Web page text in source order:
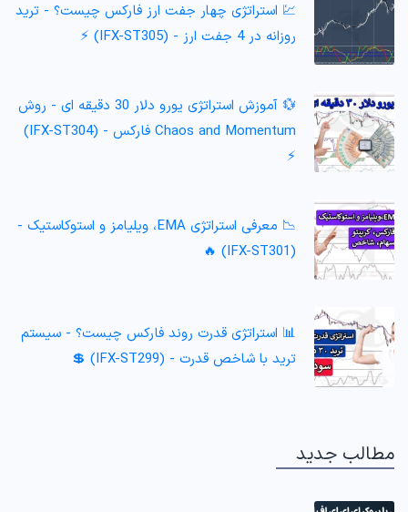
💹 استراتژی چهار جفت ارز فارکس چیست؟ - ترید
روزانه در 4 جفت ارز - (IFX-ST305) ⚡️
💱 آموزش استراتژی یورو دلار 30 دقیقه ای - روش
Chaos and Momentum فارکس - (IFX-ST304)
⚡️
📉 معرفی استراتژی EMA، ویلیامز و استوکاستیک -
(IFX-ST301) 🔥
📊 استراتژی قدرت روند فارکس چیست؟ - سیستم
ترید با شاخص قدرت - (IFX-ST299) 💲
مطالب جدید